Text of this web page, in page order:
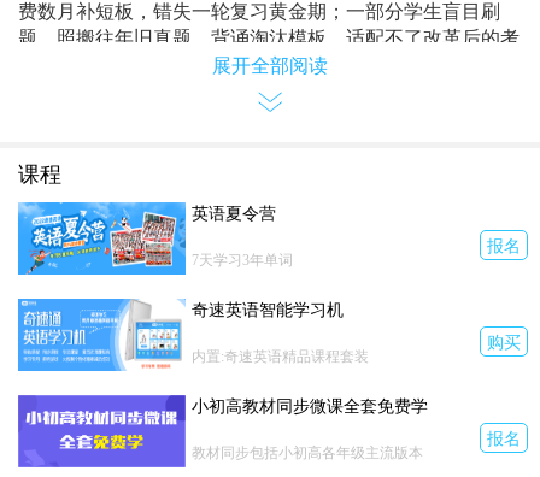
费数月补短板，错失一轮复习黄金期；一部分学生盲目刷
题，照搬往年旧真题、背诵淘汰模板，适配不了改革后的考
题，看似日日苦学，实则原地踏步。
无数北方学子的升学遗憾，全都栽在暑假松懈：高一暑假松
懈，词汇根基薄弱；高二暑假摆烂，学科两极分化，阅读、
救。河南读后续写低分、太原基础丢分、青岛阅读失分、合
学，终生遗憾。
高考逆袭不必透支身体，抓准三大核心优势，利用暑假空档
查漏补缺，足够实现超车。
思维导图故事记单词 ，守住升学保底分。高考七成基础失分
源自词汇漏洞，针对性梳理四省高频易错词汇，短时补齐遗
留短板，稳住最稳妥的基础分值，守住本科录取底线，不让
个性化时文阅读，拉开核心升学分差。放弃无效老旧教辅，
专攻四省高考同源阅读，吃透出题陷阱、拆解思辨逻辑，突
破最难拉分题型。同龄人假期退步，孩子稳步拔高，悄悄拉
展开全部阅读
课程
英语夏令营
7天学习3年单词
报名
奇速英语智能学习机
内置:奇速英语精品课程套装
购买
小初高教材同步微课全套免费学
教材同步包括小初高各年级主流版本
报名